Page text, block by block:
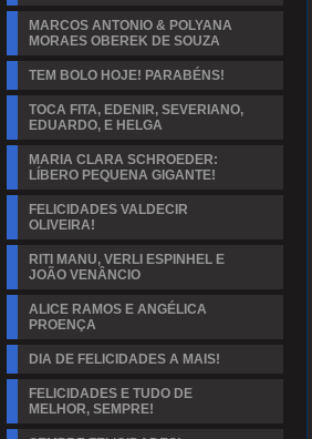
MARCOS ANTONIO & POLYANA
MORAES OBEREK DE SOUZA
TEM BOLO HOJE! PARABÉNS!
TOCA FITA, EDENIR, SEVERIANO,
EDUARDO, E HELGA
MARIA CLARA SCHROEDER:
LÍBERO PEQUENA GIGANTE!
FELICIDADES VALDECIR
OLIVEIRA!
RITI MANU, VERLI ESPINHEL E
JOÃO VENÂNCIO
ALICE RAMOS E ANGÉLICA
PROENÇA
DIA DE FELICIDADES A MAIS!
FELICIDADES E TUDO DE
MELHOR, SEMPRE!